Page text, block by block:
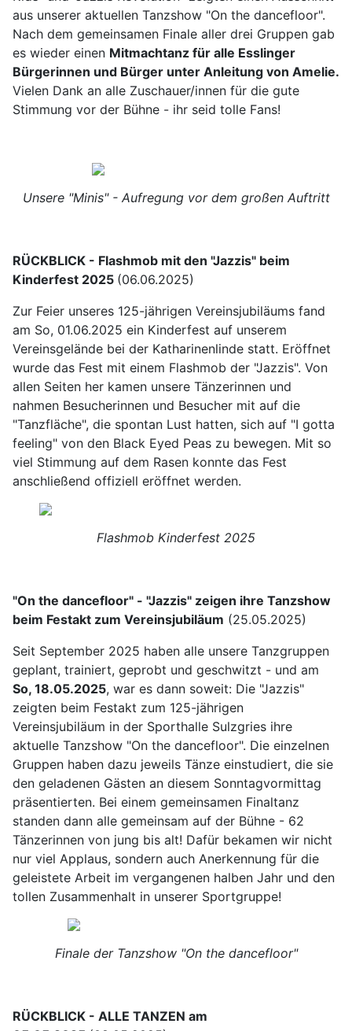
aus unserer aktuellen Tanzshow "On the dancefloor".
Nach dem gemeinsamen Finale aller drei Gruppen gab
es wieder einen Mitmachtanz für alle Esslinger
Bürgerinnen und Bürger unter Anleitung von Amelie.
Vielen Dank an alle Zuschauer/innen für die gute
Stimmung vor der Bühne - ihr seid tolle Fans!
Unsere "Minis" - Aufregung vor dem großen Auftritt
RÜCKBLICK - Flashmob mit den "Jazzis" beim
Kinderfest 2025 (06.06.2025)
Zur Feier unseres 125-jährigen Vereinsjubiläums fand
am So, 01.06.2025 ein Kinderfest auf unserem
Vereinsgelände bei der Katharinenlinde statt. Eröffnet
wurde das Fest mit einem Flashmob der "Jazzis". Von
allen Seiten her kamen unsere Tänzerinnen und
nahmen Besucherinnen und Besucher mit auf die
"Tanzfläche", die spontan Lust hatten, sich auf "I gotta
feeling" von den Black Eyed Peas zu bewegen. Mit so
viel Stimmung auf dem Rasen konnte das Fest
anschließend offiziell eröffnet werden.
Flashmob Kinderfest 2025
"On the dancefloor" - "Jazzis" zeigen ihre Tanzshow
beim Festakt zum Vereinsjubiläum (25.05.2025)
Seit September 2025 haben alle unsere Tanzgruppen
geplant, trainiert, geprobt und geschwitzt - und am
So, 18.05.2025, war es dann soweit: Die "Jazzis"
zeigten beim Festakt zum 125-jährigen
Vereinsjubiläum in der Sporthalle Sulzgries ihre
aktuelle Tanzshow "On the dancefloor". Die einzelnen
Gruppen haben dazu jeweils Tänze einstudiert, die sie
den geladenen Gästen an diesem Sonntagvormittag
präsentierten. Bei einem gemeinsamen Finaltanz
standen dann alle gemeinsam auf der Bühne - 62
Tänzerinnen von jung bis alt! Dafür bekamen wir nicht
nur viel Applaus, sondern auch Anerkennung für die
geleistete Arbeit im vergangenen halben Jahr und den
tollen Zusammenhalt in unserer Sportgruppe!
Finale der Tanzshow "On the dancefloor"
RÜCKBLICK - ALLE TANZEN am